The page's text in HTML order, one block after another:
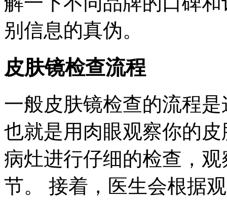
别信息的真伪。
皮肤镜检查流程
一般皮肤镜检查的流程
也就是用肉眼观察你的
病灶进行仔细的检查，
节。 接着，医生会根据